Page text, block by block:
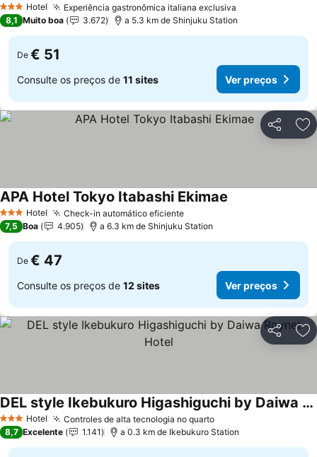
3 EstrelasHotel
Experiência gastronômica italiana exclusiva
8,1 Muito boa 3.672 a 5.3 km de Shinjuku Station
De € 51
Consulte os preços de 11 sites Ver preços
Partilhar
3 EstrelasHotel Check-in automático eficiente
APA Hotel Tokyo Itabashi Ekimae
7,5 Boa 4.905 a 6.3 km de Shinjuku Station
De € 47
Consulte os preços de 12 sites Ver preços
Partilhar
3 EstrelasHotel Controles de alta tecnologia no quarto
DEL style Ikebukuro Higashiguchi by Daiwa Roynet Hotel
8,7 Excelente 1.141 a 0.3 km de Ikebukuro Station